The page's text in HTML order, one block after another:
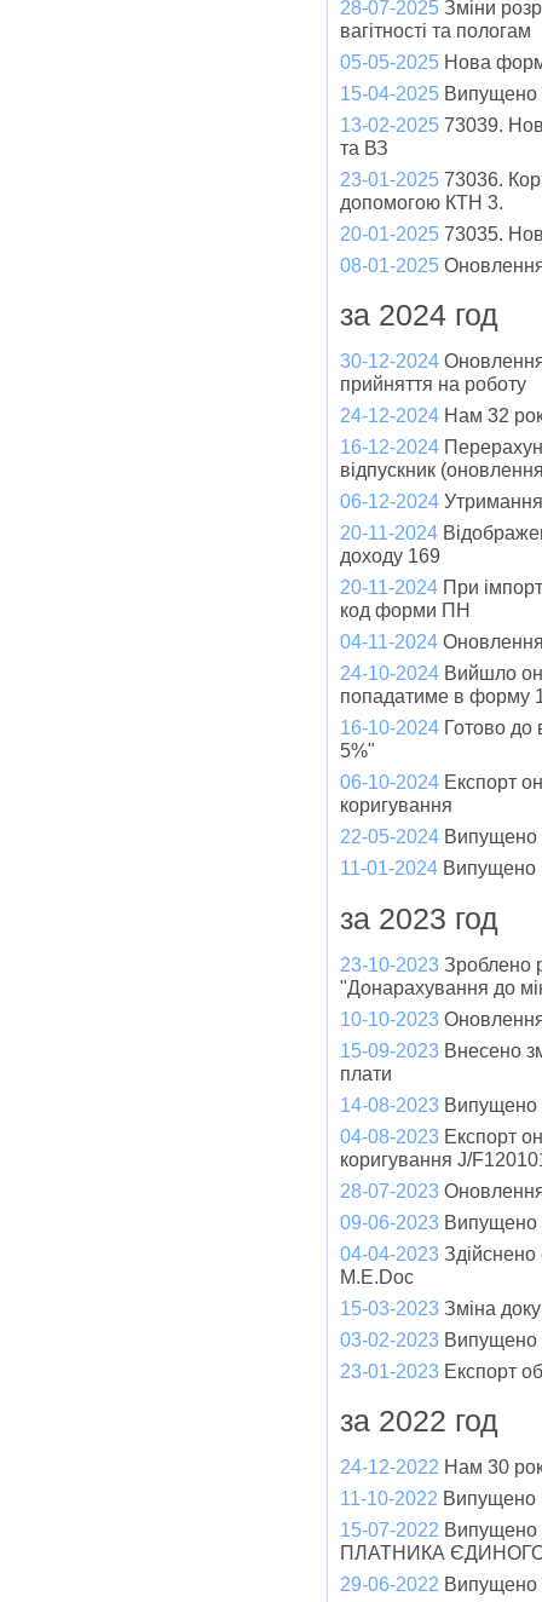
28-07-2025 Зміни
вагітності та пологам
05-05-2025 Нова
15-04-2025 Випущено
13-02-2025 73039.
та ВЗ
23-01-2025 73036.
допомогою КТН 3.
20-01-2025 73035.
08-01-2025
за 2024 год
30-12-2024
прийняття на роботу
24-12-2024 Нам 32
16-12-2024
відпускник
06-12-2024 Утримання
20-11-2024
доходу 169
20-11-2024 При
код форми ПН
04-11-2024
24-10-2024 Вийшло
попадатиме в форму
16-10-2024 Готово
5%"
06-10-2024 Експорт
коригування
22-05-2024 Випущено
11-01-2024 Випущено
за 2023 год
23-10-2023 Зроблено
"Донарахування до
10-10-2023
15-09-2023 Внесено
плати
14-08-2023 Випущено
04-08-2023 Експорт
коригування J/
28-07-2023 Оновлення
09-06-2023 Випущено
04-04-2023
M.E.Doc
15-03-2023 Зміна
03-02-2023 Випущено
23-01-2023 Експорт
за 2022 год
24-12-2022 Нам 30
11-10-2022 Випущено
15-07-2022
ПЛАТНИКА
29-06-2022 Випущено